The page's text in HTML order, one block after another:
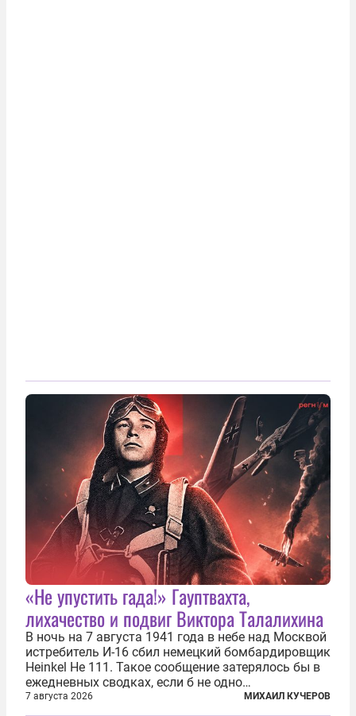
«Не упустить гада!» Гауптвахта,
лихачество и подвиг Виктора Талалихина
В ночь на 7 августа 1941 года в небе над Москвой
истребитель И-16 сбил немецкий бомбардировщик
Heinkel He 111. Такое сообщение затерялось бы в
ежедневных сводках, если б не одно
обстоятельство. Это был один из первых в
истории отечественной авиации ночных таранов.
7 августа 2026 МИХАИЛ КУЧЕРОВ